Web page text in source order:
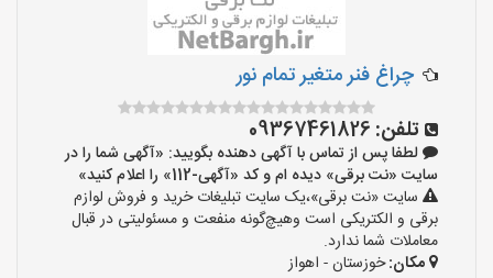
چراغ فنر متغیر تمام نور
تلفن: 09367461826
لطفا پس از تماس با آگهی دهنده بگویید: «آگهی شما را در
سایت «نت برقی» دیده ام و کد «آگهی-112» را اعلام کنید»
سایت «نت برقی»،یک سایت تبلیغات خرید و فروش لوازم
برقی و الکتریکی است وهیچ‌گونه منفعت و مسئولیتی در قبال
معاملات شما ندارد.
مکان:خوزستان - اهواز